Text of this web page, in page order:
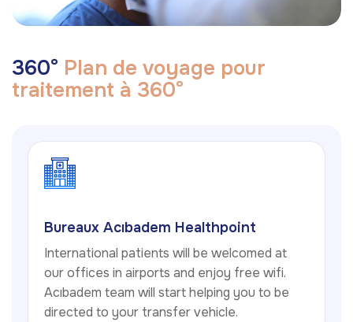
360° Plan de voyage pour
traitement à 360°
Bureaux Acıbadem Healthpoint
International patients will be welcomed at
our offices in airports and enjoy free wifi.
Acıbadem team will start helping you to be
directed to your transfer vehicle.